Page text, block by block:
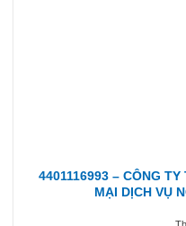
4401116993 – CÔNG
MẠI DỊCH VỤ